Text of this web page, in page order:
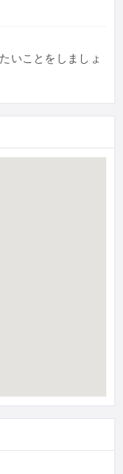
いことをしましょ